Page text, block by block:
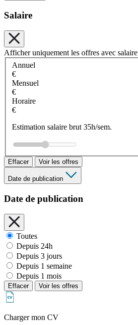
Salaire
Afficher uniquement les offres avec salaire
Annuel
€
Mensuel
€
Horaire
€
Estimation salaire brut 35h/sem.
Effacer Voir les offres
Date de publication
Date de publication
Toutes
Depuis 24h
Depuis 3 jours
Depuis 1 semaine
Depuis 1 mois
Effacer Voir les offres
Charger mon CV